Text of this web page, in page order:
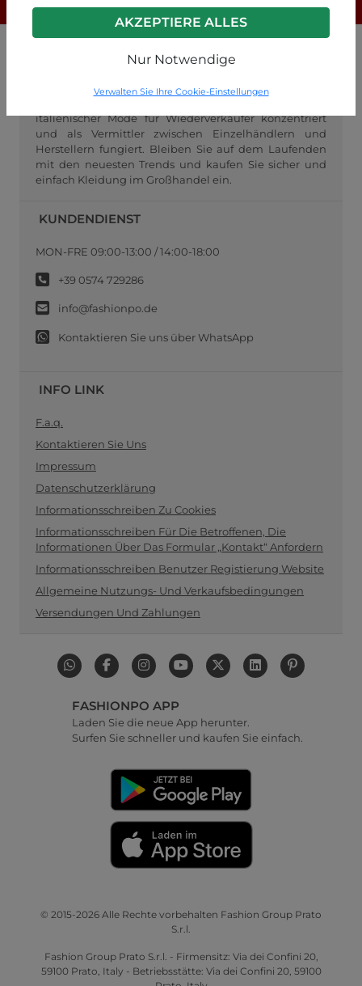
AKZEPTIERE ALLES
Nur Notwendige
Verwalten Sie Ihre Cookie-Einstellungen
GROSSHANDEL FASHIONPO
FashionPo.com ist ein Online-Großhändler für
italienischer Mode für Wiederverkäufer konzentriert
und als Vermittler zwischen Einzelhändlern und
Herstellern fungiert. Bleiben Sie auf dem Laufenden
mit den neuesten Trends und kaufen Sie sicher und
einfach Kleidung im Großhandel ein.
KUNDENDIENST
MON-FRE 09:00-13:00 / 14:00-18:00
+39 0574 729286
info@fashionpo.de
Kontaktieren Sie uns über WhatsApp
INFO LINK
F.a.q.
Kontaktieren Sie Uns
Impressum
Datenschutzerklärung
Informationsschreiben Zu Cookies
Informationsschreiben Für Die Betroffenen, Die
Informationen Über Das Formular „Kontakt“ Anfordern
Informationsschreiben Benutzer Registierung Website
Allgemeine Nutzungs- Und Verkaufsbedingungen
Versendungen Und Zahlungen
FASHIONPO APP
Laden Sie die neue App herunter.
Surfen Sie schneller und kaufen Sie einfach.
© 2015-2026 Alle Rechte vorbehalten Fashion Group Prato
S.r.l.
Fashion Group Prato S.r.l. - Firmensitz: Via dei Confini 20,
59100 Prato, Italy - Betriebsstätte: Via dei Confini 20, 59100